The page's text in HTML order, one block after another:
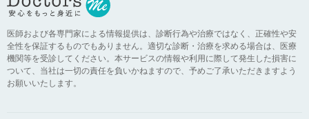
医師および各専門家による情報提供は、診断行為や治療ではなく、正確性や安
全性を保証するものでもありません。適切な診断・治療を求める場合は、医療
機関等を受診してください。本サービスの情報や利用に際して発生した損害に
ついて、当社は一切の責任を負いかねますので、予めご了承いただきますよう
お願いいたします。